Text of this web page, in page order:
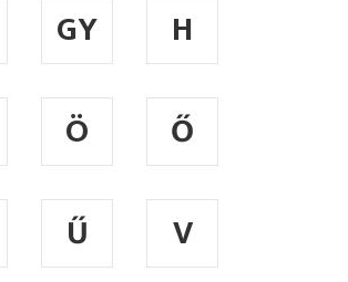
GY
H
Ö
Ő
Ű
V